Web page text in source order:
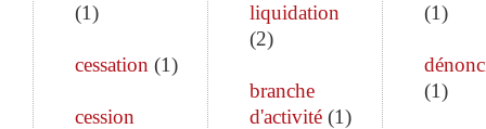
(1)
cessation (1)
cession
liquidation
(2)
branche
d'activité(1)
(1)
(1)